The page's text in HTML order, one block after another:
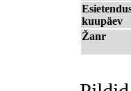
kuupäev
Žanr